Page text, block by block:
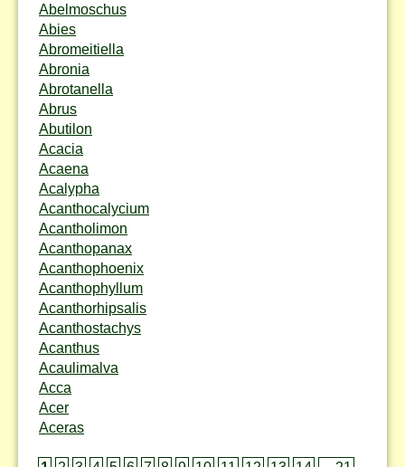
Abelmoschus
Abies
Abromeitiella
Abronia
Abrotanella
Abrus
Abutilon
Acacia
Acaena
Acalypha
Acanthocalycium
Acantholimon
Acanthopanax
Acanthophoenix
Acanthophyllum
Acanthorhipsalis
Acanthostachys
Acanthus
Acaulimalva
Acca
Acer
Aceras